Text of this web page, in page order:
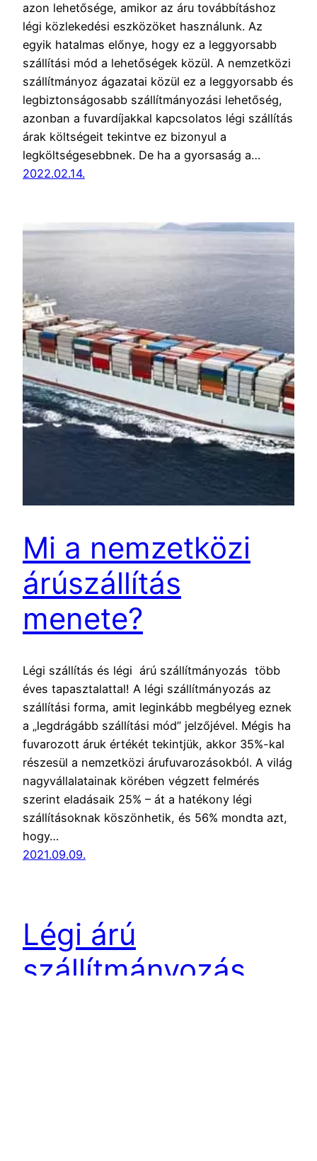
azon lehetősége, amikor az áru továbbításhoz
légi közlekedési eszközöket használunk. Az
egyik hatalmas előnye, hogy ez a leggyorsabb
szállítási mód a lehetőségek közül. A nemzetközi
szállítmányoz ágazatai közül ez a leggyorsabb és
legbiztonságosabb szállítmányozási lehetőség,
azonban a fuvardíjakkal kapcsolatos légi szállítás
árak költségeit tekintve ez bizonyul a
legköltségesebbnek. De ha a gyorsaság a…
2022.02.14.
Mi a nemzetközi
árúszállítás
menete?
Légi szállítás és légi árú szállítmányozás több
éves tapasztalattal! A légi szállítmányozás az
szállítási forma, amit leginkább megbélyeg eznek
a „legdrágább szállítási mód” jelzőjével. Mégis ha
fuvarozott áruk értékét tekintjük, akkor 35%-kal
részesül a nemzetközi árufuvarozásokból. A világ
nagyvállalatainak körében végzett felmérés
szerint eladásaik 25% – át a hatékony légi
szállításoknak köszönhetik, és 56% mondta azt,
hogy…
2021.09.09.
Légi árú
szállítmányozás